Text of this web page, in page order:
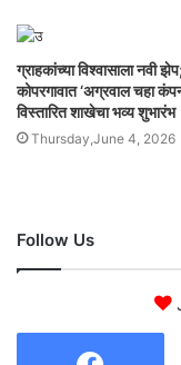
ग्राहकांच्या विश्वासाला नवी
कोपरगावात ‘अग्रवाल चहा
विस्तारित शाखेचा भव्य शुभारंभ
Thursday,June 4, 2026
Follow Us